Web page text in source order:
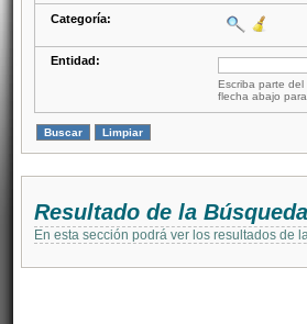
Categoría:
Entidad:
Escriba parte
flecha abajo
Resultado de la Búsqueda
En esta sección podrá ver los resultados de